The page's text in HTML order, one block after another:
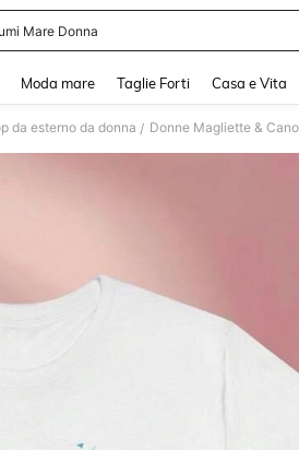
Mare Donna
Moda mare Taglie Forti Casa e Vita
da esterno da donna / Donne Magliette &